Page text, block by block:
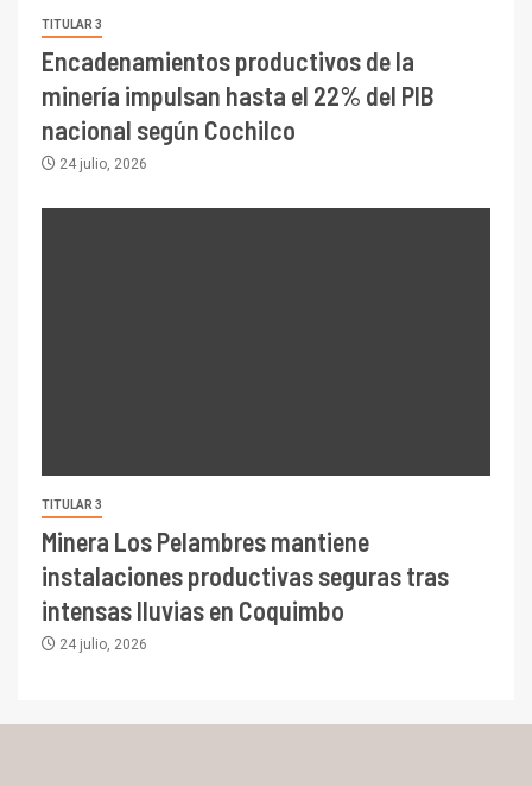
TITULAR 3
Encadenamientos productivos de la
minería impulsan hasta el 22% del PIB
nacional según Cochilco
24 julio, 2026
TITULAR 3
Minera Los Pelambres mantiene
instalaciones productivas seguras tras
intensas lluvias en Coquimbo
24 julio, 2026